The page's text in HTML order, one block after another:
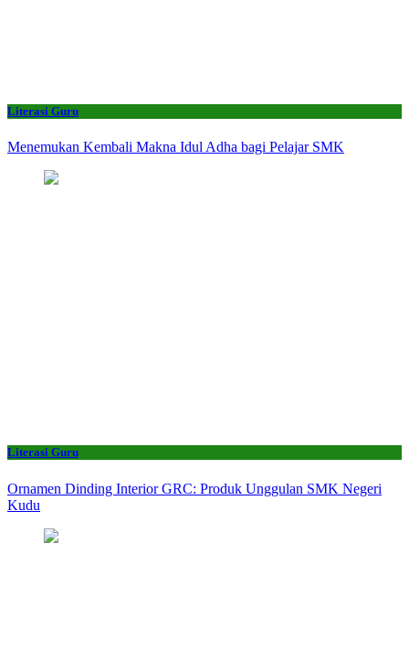
Literasi Guru
Menemukan Kembali Makna Idul Adha bagi Pelajar SMK
Literasi Guru
Ornamen Dinding Interior GRC: Produk Unggulan SMK Negeri
Kudu